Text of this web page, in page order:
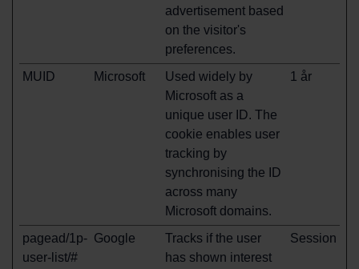
advertisement based
on the visitor's
preferences.
MUID Microsoft
Used widely by
Microsoft as a
unique user ID. The
cookie enables user
tracking by
synchronising the ID
across many
Microsoft domains.
1 år
pagead/1p-
user-list/#
Google
Tracks if the user
has shown interest
Session